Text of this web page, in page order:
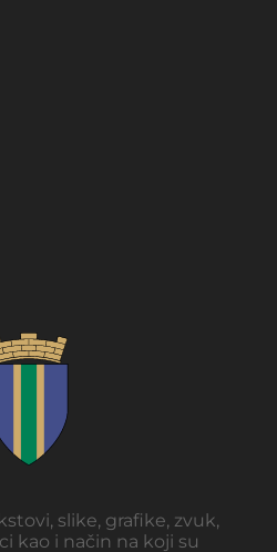
slike, grafike, zvuk,
kao i način na koji su